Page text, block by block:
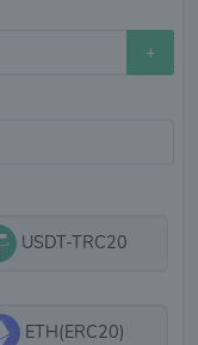
+
USDT-TRC20
ETH(ERC20)